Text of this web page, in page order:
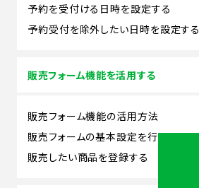
予約を受付ける日時を設定する
予約受付を除外したい日時を設定する
販売フォーム機能を活用する
販売フォーム機能の活用方法
販売フォームの基本設定を行う
販売したい商品を登録する